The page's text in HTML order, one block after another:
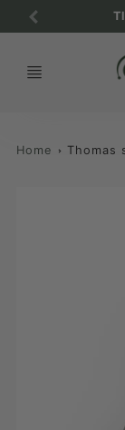
Home Thomas